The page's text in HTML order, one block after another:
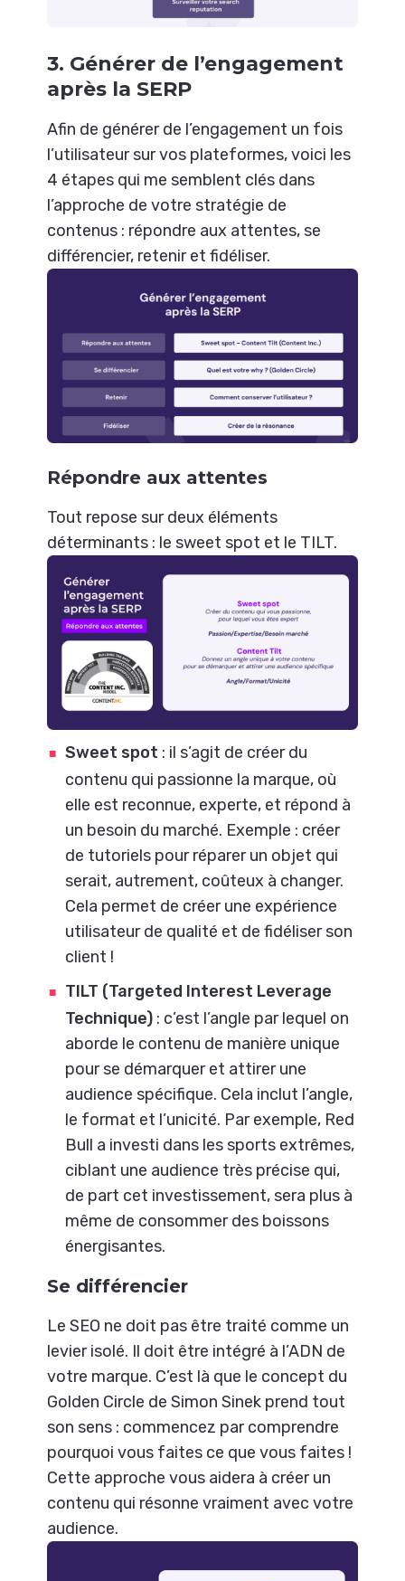
3. Générer de l’engagement
après la SERP
Afin de générer de l’engagement un fois
l’utilisateur sur vos plateformes, voici les
4 étapes qui me semblent clés dans
l’approche de votre stratégie de
contenus : répondre aux attentes, se
différencier, retenir et fidéliser.
Répondre aux attentes
Tout repose sur deux éléments
déterminants : le sweet spot et le TILT.
Sweet spot : il s’agit de créer du
contenu qui passionne la marque, où
elle est reconnue, experte, et répond à
un besoin du marché. Exemple : créer
de tutoriels pour réparer un objet qui
serait, autrement, coûteux à changer.
Cela permet de créer une expérience
utilisateur de qualité et de fidéliser son
client !
TILT (Targeted Interest Leverage
Technique) : c’est l’angle par lequel on
aborde le contenu de manière unique
pour se démarquer et attirer une
audience spécifique. Cela inclut l’angle,
le format et l’unicité. Par exemple, Red
Bull a investi dans les sports extrêmes,
ciblant une audience très précise qui,
de part cet investissement, sera plus à
même de consommer des boissons
énergisantes.
Se différencier
Le SEO ne doit pas être traité comme un
levier isolé. Il doit être intégré à l’ADN de
votre marque. C’est là que le concept du
Golden Circle de Simon Sinek prend tout
son sens : commencez par comprendre
pourquoi vous faites ce que vous faites !
Cette approche vous aidera à créer un
contenu qui résonne vraiment avec votre
audience.